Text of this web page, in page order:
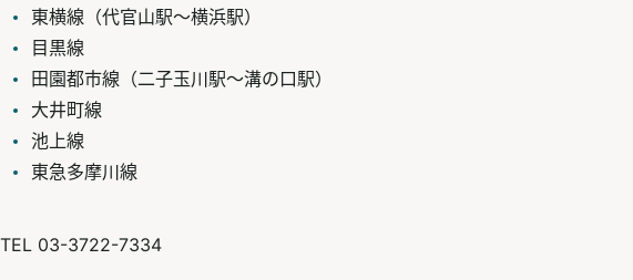
東横線（代官山駅～横浜駅）
目黒線
田園都市線（二子玉川駅～溝の口駅）
大井町線
池上線
東急多摩川線
TEL 03-3722-7334